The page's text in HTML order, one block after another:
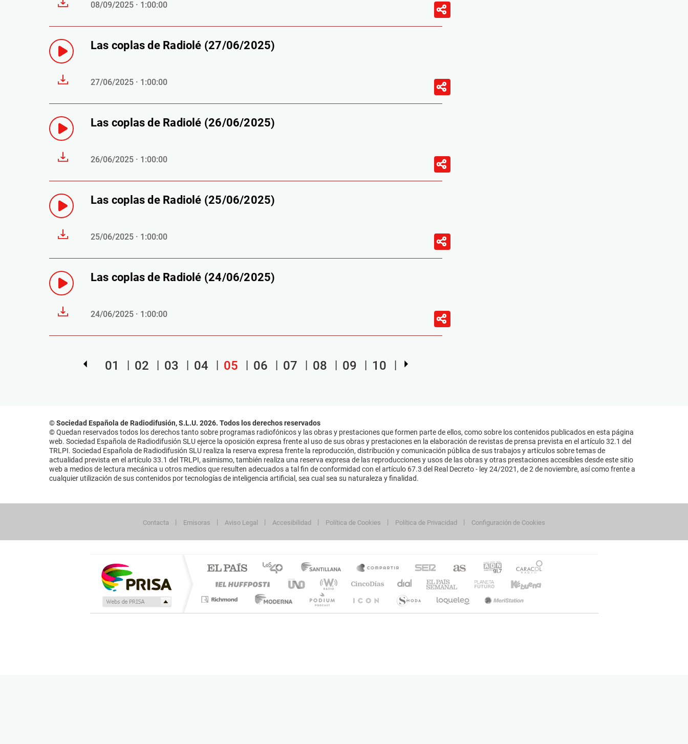
08/09/2025 · 1:00:00
Las coplas de Radiolé (27/06/2025)
27/06/2025 · 1:00:00
Las coplas de Radiolé (26/06/2025)
26/06/2025 · 1:00:00
Las coplas de Radiolé (25/06/2025)
25/06/2025 · 1:00:00
Las coplas de Radiolé (24/06/2025)
24/06/2025 · 1:00:00
01 02 03 04 05 06 07 08 09 10
© Sociedad Española de Radiodifusión, S.L.U. 2026. Todos los derechos reservados
© Quedan reservados todos los derechos tanto sobre programas radiofónicos y las obras y prestaciones que formen parte de ellos, como sobre los contenidos publicados en esta página
web. Sociedad Española de Radiodifusión SLU ejerce la oposición expresa frente al uso de sus obras y prestaciones en la elaboración de revistas de prensa prevista en el artículo 32.1 del
TRLPI. Sociedad Española de Radiodifusión SLU realiza la reserva expresa frente la reproducción, distribución y comunicación pública de sus trabajos y artículos sobre temas de
actualidad prevista en el artículo 33.1 del TRLPI, asimismo, también realiza una reserva expresa de las reproducciones y usos de las obras y otras prestaciones accesibles desde este sitio
web a medios de lectura mecánica u otros medios que resulten adecuados a tal fin de conformidad con el artículo 67.3 del Real Decreto - ley 24/2021, de 2 de noviembre, así como frente a
cualquier utilización de sus contenidos por tecnologías de inteligencia artificial, sea cual sea su naturaleza y finalidad.
Contacta Emisoras Aviso Legal Accesibilidad Política de Cookies Política de Privacidad Configuración de Cookies